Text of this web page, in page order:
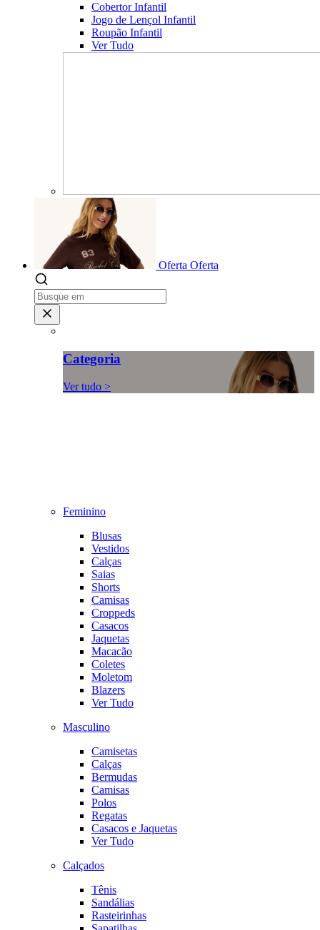
Cobertor Infantil
Jogo de Lençol Infantil
Roupão Infantil
Ver Tudo
Oferta Oferta
Categoria
Ver tudo >
Feminino
Blusas
Vestidos
Calças
Saias
Shorts
Camisas
Croppeds
Casacos
Jaquetas
Macacão
Coletes
Moletom
Blazers
Ver Tudo
Masculino
Camisetas
Calças
Bermudas
Camisas
Polos
Regatas
Casacos e Jaquetas
Ver Tudo
Calçados
Tênis
Sandálias
Rasteirinhas